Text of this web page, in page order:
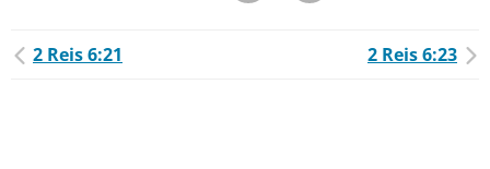
2 Reis 6:21 2 Reis 6:23